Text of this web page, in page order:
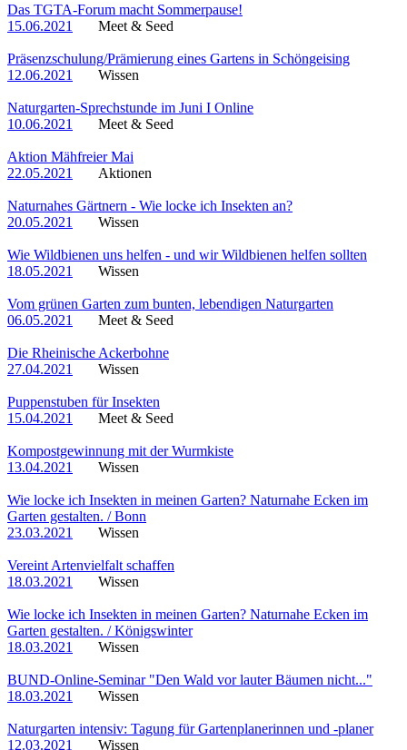
Das TGTA-Forum macht Sommerpause!
15.06.2021
Meet & Seed
Präsenzschulung/Prämierung eines Gartens in Schöngeising
12.06.2021
Wissen
Naturgarten-Sprechstunde im Juni I Online
10.06.2021
Meet & Seed
Aktion Mähfreier Mai
22.05.2021
Aktionen
Naturnahes Gärtnern - Wie locke ich Insekten an?
20.05.2021
Wissen
Wie Wildbienen uns helfen - und wir Wildbienen helfen sollten
18.05.2021
Wissen
Vom grünen Garten zum bunten, lebendigen Naturgarten
06.05.2021
Meet & Seed
Die Rheinische Ackerbohne
27.04.2021
Wissen
Puppenstuben für Insekten
15.04.2021
Meet & Seed
Kompostgewinnung mit der Wurmkiste
13.04.2021
Wissen
Wie locke ich Insekten in meinen Garten? Naturnahe Ecken im
Garten gestalten. / Bonn
23.03.2021
Wissen
Vereint Artenvielfalt schaffen
18.03.2021
Wissen
Wie locke ich Insekten in meinen Garten? Naturnahe Ecken im
Garten gestalten. / Königswinter
18.03.2021
Wissen
BUND-Online-Seminar "Den Wald vor lauter Bäumen nicht..."
18.03.2021
Wissen
Naturgarten intensiv: Tagung für Gartenplanerinnen und -planer
12.03.2021
Wissen